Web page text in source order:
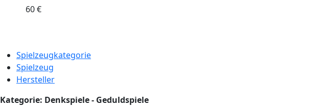
60 €
Spielzeugkategorie
Spielzeug
Hersteller
Kategorie: Denkspiele - Geduldspiele